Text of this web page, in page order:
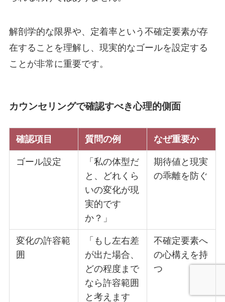
解剖学的な限界や、定着率という不確定要素が存
在することを理解し、現実的なゴールを設定する
ことが非常に重要です。
カウンセリングで確認すべき心理的側面
確認項目 質問の例 なぜ重要か
ゴール設定
「私の体型だ
と、どれくら
いの変化が現
実的です
か？」
期待値と現実
の乖離を防ぐ
変化の許容範
囲
「もし左右差
が出た場合、
どの程度まで
なら許容範囲
と考えます
不確定要素へ
の心構えを持
つ